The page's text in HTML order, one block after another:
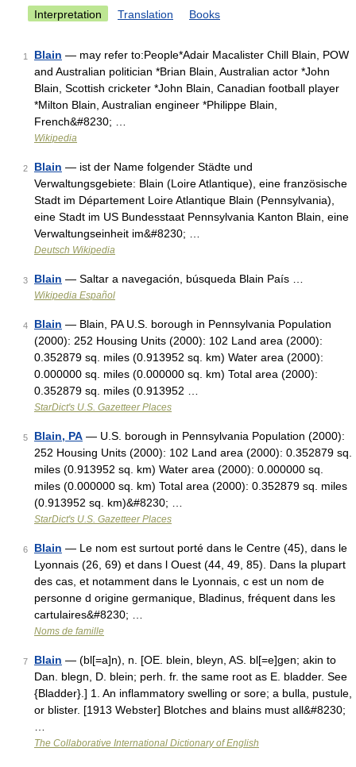
Interpretation Translation Books
1 Blain — may refer to:People*Adair Macalister Chill Blain, POW
and Australian politician *Brian Blain, Australian actor *John
Blain, Scottish cricketer *John Blain, Canadian football player
*Milton Blain, Australian engineer *Philippe Blain,
French&#8230; …
Wikipedia
2 Blain — ist der Name folgender Städte und
Verwaltungsgebiete: Blain (Loire Atlantique), eine französische
Stadt im Département Loire Atlantique Blain (Pennsylvania),
eine Stadt im US Bundesstaat Pennsylvania Kanton Blain, eine
Verwaltungseinheit im&#8230; …
Deutsch Wikipedia
3 Blain — Saltar a navegación, búsqueda Blain País …
Wikipedia Español
4 Blain — Blain, PA U.S. borough in Pennsylvania Population
(2000): 252 Housing Units (2000): 102 Land area (2000):
0.352879 sq. miles (0.913952 sq. km) Water area (2000):
0.000000 sq. miles (0.000000 sq. km) Total area (2000):
0.352879 sq. miles (0.913952 …
StarDict's U.S. Gazetteer Places
5 Blain, PA — U.S. borough in Pennsylvania Population (2000):
252 Housing Units (2000): 102 Land area (2000): 0.352879 sq.
miles (0.913952 sq. km) Water area (2000): 0.000000 sq.
miles (0.000000 sq. km) Total area (2000): 0.352879 sq. miles
(0.913952 sq. km)&#8230; …
StarDict's U.S. Gazetteer Places
6 Blain — Le nom est surtout porté dans le Centre (45), dans le
Lyonnais (26, 69) et dans l Ouest (44, 49, 85). Dans la plupart
des cas, et notamment dans le Lyonnais, c est un nom de
personne d origine germanique, Bladinus, fréquent dans les
cartulaires&#8230; …
Noms de famille
7 Blain — (bl[=a]n), n. [OE. blein, bleyn, AS. bl[=e]gen; akin to
Dan. blegn, D. blein; perh. fr. the same root as E. bladder. See
{Bladder}.] 1. An inflammatory swelling or sore; a bulla, pustule,
or blister. [1913 Webster] Blotches and blains must all&#8230;
The Collaborative International Dictionary of English